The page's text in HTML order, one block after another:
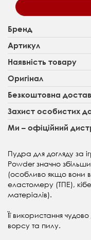
Бренд
Артикул
Наявність товару
Оригінал
Безкоштовна
Захист особистих
Ми – офіційний
Пудра для догляду за
Powder значно
(особливо якщо вони
еластомеру (ТПЕ),
матеріалів).
Її використання
ворсу та пилу.